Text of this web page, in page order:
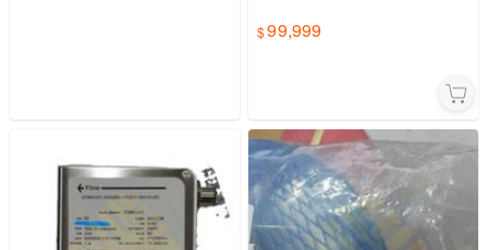
99,999